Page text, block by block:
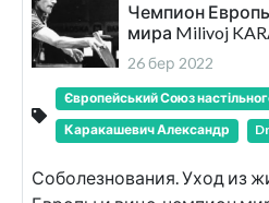
Чемпион
мира Milivoj
26 бер 2022
Європейський Союз
Каракашевич Александр
Соболезнования. Уход из